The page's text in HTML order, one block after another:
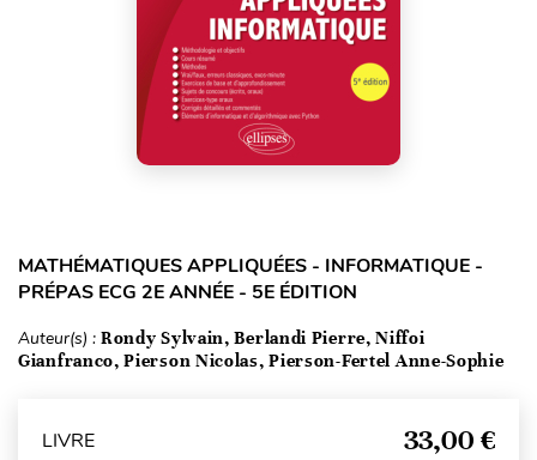
MATHÉMATIQUES APPLIQUÉES - INFORMATIQUE -
PRÉPAS ECG 2E ANNÉE - 5E ÉDITION
Auteur(s) : Rondy Sylvain, Berlandi Pierre, Niffoi
Gianfranco, Pierson Nicolas, Pierson-Fertel Anne-Sophie
LIVRE 33,00 €